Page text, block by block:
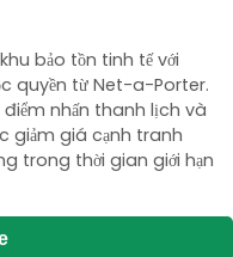
bảo tồn tinh tế với
quyền từ Net-a-Porter.
nhấn thanh lịch và
giảm giá cạnh tranh
trong thời gian giới hạn